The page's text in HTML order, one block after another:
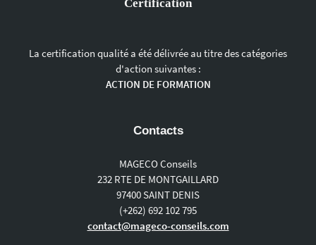
Certification
La certification qualité a été délivrée au titre des catégories
d'action suivantes :
ACTION DE FORMATION
Contacts
MAGECO Conseils
232 RTE DE MONTGAILLARD
97400 SAINT DENIS
(+262) 692 102 795
contact@mageco-conseils.com